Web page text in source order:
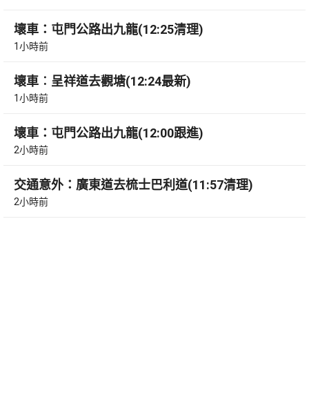
壞車：屯門公路出九龍(12:25清理)
1小時前
壞車︰呈祥道去觀塘(12:24最新)
1小時前
壞車：屯門公路出九龍(12:00跟進)
2小時前
交通意外：廣東道去梳士巴利道(11:57清理)
2小時前